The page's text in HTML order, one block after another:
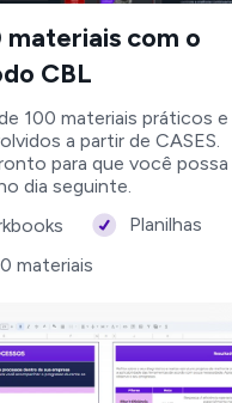
materiais com o
CBL
100 materiais práticos e
a partir de CASES.
para que você possa
dia seguinte.
Planilhas
materiais